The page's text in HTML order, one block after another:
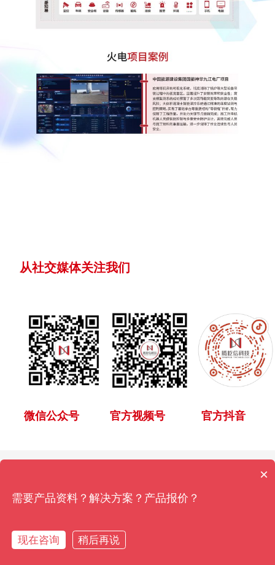
从社交媒体关注我们
微信公众号 官方视频号 官方抖音
Copyright © 2024 腾屹信科技有限公司版权所有 |辽ICP备18008202
号-2 | 辽公网安备21021102001716号 ">
×
需要产品资料？解决方案？产品报价？
现在咨询 稍后再说